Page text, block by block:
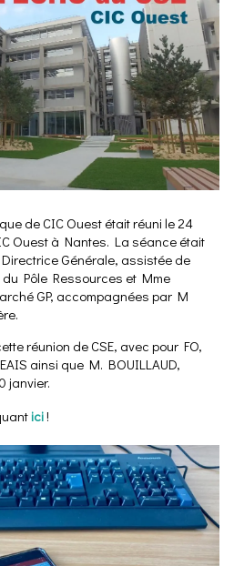
de CIC Ouest était réuni le 24
Ouest à Nantes. La séance était
Générale, assistée de
du Pôle Ressources et Mme
GP, accompagnées par M
réunion de CSE, avec pour FO,
ainsi que M. BOUILLAUD,
janvier.
ici!